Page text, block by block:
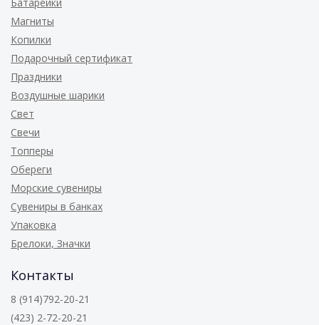
Магниты
Копилки
Подарочный сертификат
Праздники
Воздушные шарики
Свет
Свечи
Топперы
Обереги
Морские сувениры
Сувениры в банках
Упаковка
Брелоки, Значки
Контакты
8 (914)792-20-21
(423) 2-72-20-21